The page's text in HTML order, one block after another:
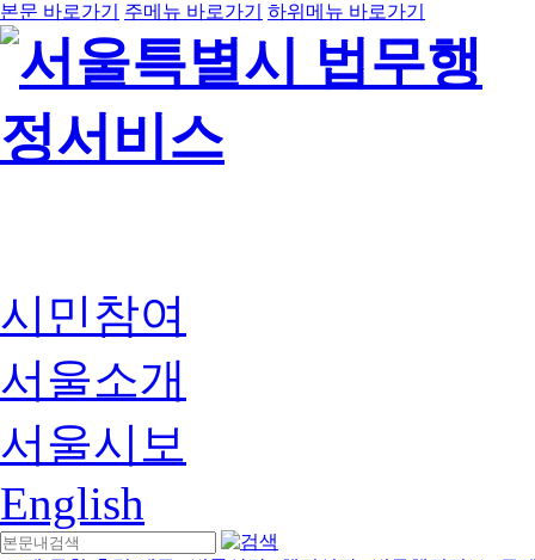
본문 바로가기 주메뉴 바로가기 하위메뉴 바로가기
시민참여
서울소개
서울시보
English